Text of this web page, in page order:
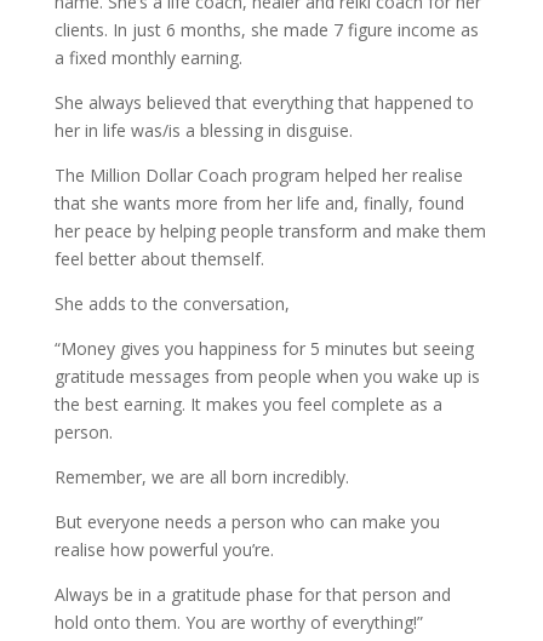
clients. In just 6 months, she made 7 figure income as
a fixed monthly earning.
She always believed that everything that happened to
her in life was/is a blessing in disguise.
The Million Dollar Coach program helped her realise
that she wants more from her life and, finally, found
her peace by helping people transform and make them
feel better about themself.
She adds to the conversation,
“Money gives you happiness for 5 minutes but seeing
gratitude messages from people when you wake up is
the best earning. It makes you feel complete as a
person.
Remember, we are all born incredibly.
But everyone needs a person who can make you
realise how powerful you’re.
Always be in a gratitude phase for that person and
hold onto them. You are worthy of everything!”